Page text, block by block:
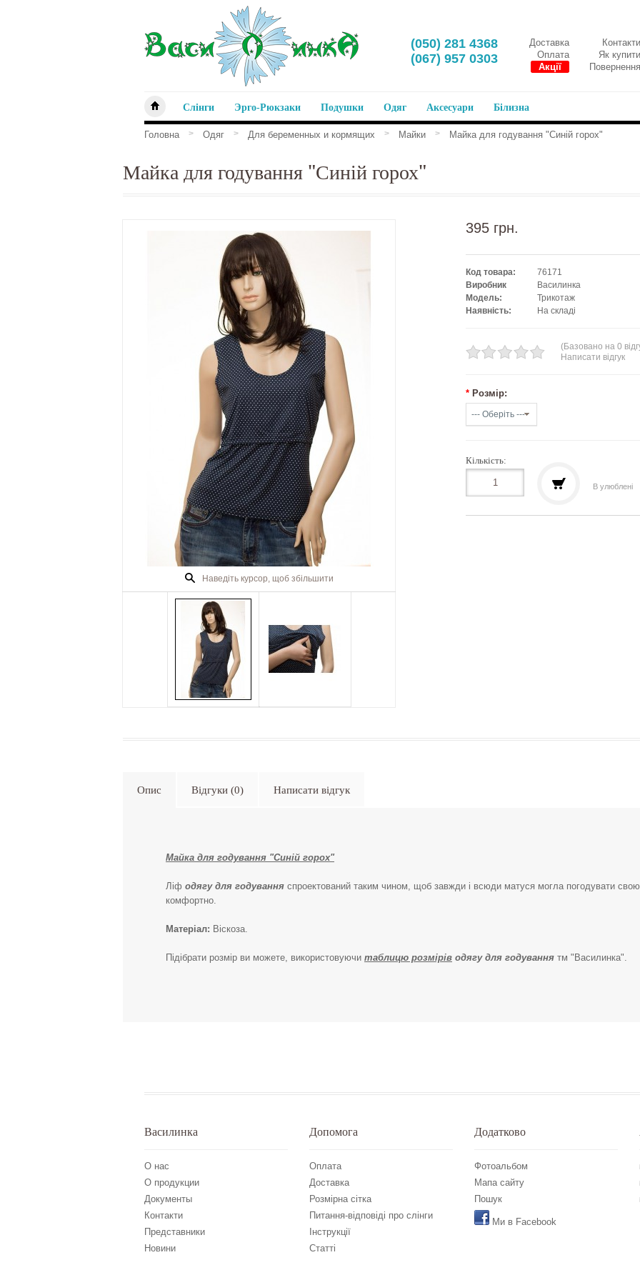
Контакти
Доставка
Як купити
Оплата
Повернення
Акції
‎(050) 281 4368
‎(067) 957 0303
Слінги Эрго-Рюкзаки Подушки Одяг Аксесуари Білизна
Головна > Одяг > Для беременных и кормящих > Майки > Майка для годування "Синій горох"
Майка для годування "Синій горох"
Наведіть курсор, щоб збільшити
395 грн.
Код товара:
76171
Виробник
Василинка
Модель:
Трикотаж
Наявність:
На складі
(Базовано на 0
Написати відгук
* Розмір:
Кількість:
В улюблені
Опис Відгуки (0) Написати відгук
Майка для годування "Синій горох"
Ліф одягу для годування спроектований таким чином, щоб завжди і всюди матуся могла погодувати
комфортно.
Матеріал: Віскоза.
Підібрати розмір ви можете, використовуючи таблицю розмірів одягу для годування тм "Василинка".
Василинка
О нас
О продукции
Документы
Контакти
Представники
Новини
Допомога
Оплата
Доставка
Розмірна сітка
Питання-відповіді про слінги
Інструкції
Статті
Додатково
Фотоальбом
Мапа сайту
Пошук
Ми в Facebook